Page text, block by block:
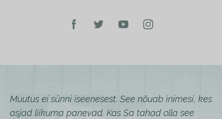
Muutus ei sünni iseenesest. See nõuab inimesi, kes
asjad liikuma panevad. Kas Sa tahad olla see